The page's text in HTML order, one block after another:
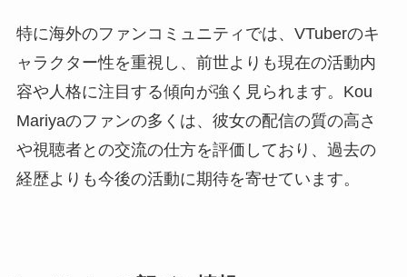
特に海外のファンコミュニティでは、VTuberのキ
ャラクター性を重視し、前世よりも現在の活動内
容や人格に注目する傾向が強く見られます。Kou
Mariyaのファンの多くは、彼女の配信の質の高さ
や視聴者との交流の仕方を評価しており、過去の
経歴よりも今後の活動に期待を寄せています。